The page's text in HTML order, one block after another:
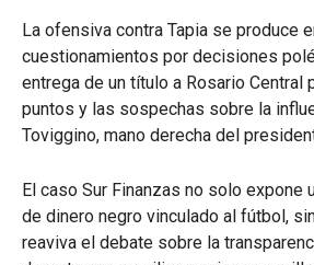
La ofensiva contra Tapia se produce
cuestionamientos por decisiones
entrega de un título a Rosario Central
puntos y las sospechas sobre la
Toviggino, mano derecha del
El caso Sur Finanzas no solo expone
de dinero negro vinculado al fútbol,
reaviva el debate sobre la